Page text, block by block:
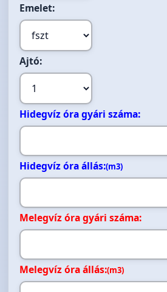
Emelet:
Ajtó:
Hidegvíz óra gyári száma:
Hidegvíz óra állás:(m3)
Melegvíz óra gyári száma:
Melegvíz óra állás:(m3)